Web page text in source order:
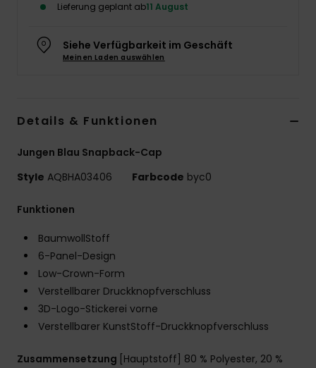
Lieferung geplant ab11 August
Siehe Verfügbarkeit im Geschäft
Meinen Laden auswählen
Details & Funktionen
Jungen Blau Snapback-Cap
Style AQBHA03406 Farbcode byc0
Funktionen
BaumwollStoff
6-Panel-Design
Low-Crown-Form
Verstellbarer Druckknopfverschluss
3D-Logo-Stickerei vorne
Verstellbarer KunstStoff-Druckknopfverschluss
Zusammensetzung [Hauptstoff] 80 % Polyester, 20 %